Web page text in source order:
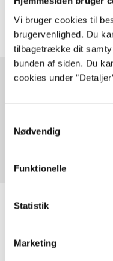
Vi bruger cookies til
brugervenlighed. Du
tilbagetrække dit
bunden af siden. Du
cookies under
Nødvendig
Funktionelle
Statistik
Marketing
Artikler